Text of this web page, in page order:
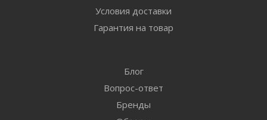
Условия доставки
Гарантия на товар
Блог
Вопрос-ответ
Бренды